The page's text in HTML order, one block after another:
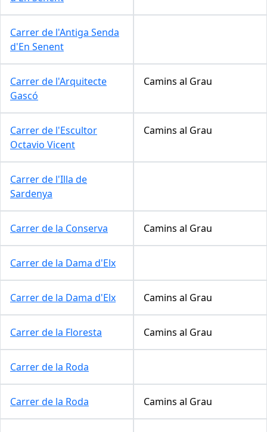
Carrer de l'Antiga Senda
d'En Senent
Carrer de l'Arquitecte
Gascó
Camins al Grau
Carrer de l'Escultor
Octavio Vicent
Camins al Grau
Carrer de l'Illa de
Sardenya
Carrer de la Conserva Camins al Grau
Carrer de la Dama d'Elx
Carrer de la Dama d'Elx Camins al Grau
Carrer de la Floresta Camins al Grau
Carrer de la Roda
Carrer de la Roda Camins al Grau